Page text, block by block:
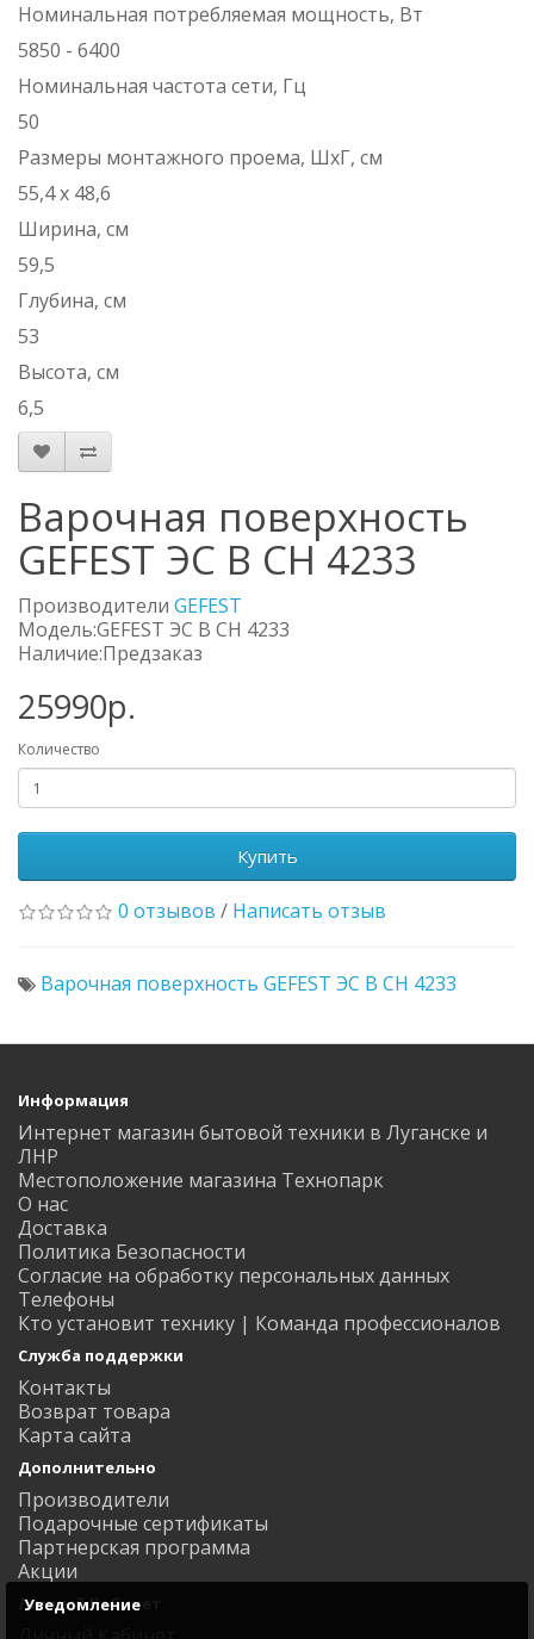
Номинальная потребляемая мощность, Вт
5850 - 6400
Номинальная частота сети, Гц
50
Размеры монтажного проема, ШхГ, см
55,4 х 48,6
Ширина, см
59,5
Глубина, см
53
Высота, см
6,5
Варочная поверхность
GEFEST ЭС В СН 4233
Производители GEFEST
Модель:GEFEST ЭС В СН 4233
Наличие:Предзаказ
25990р.
Количество
Купить
0 отзывов / Написать отзыв
Варочная поверхность GEFEST ЭС В СН 4233
Информация
Интернет магазин бытовой техники в Луганске и
ЛНР
Местоположение магазина Технопарк
О нас
Доставка
Политика Безопасности
Согласие на обработку персональных данных
Телефоны
Кто установит технику | Команда профессионалов
Служба поддержки
Контакты
Возврат товара
Карта сайта
Дополнительно
Производители
Подарочные сертификаты
Партнерская программа
Акции
Личный Кабинет
Уведомление